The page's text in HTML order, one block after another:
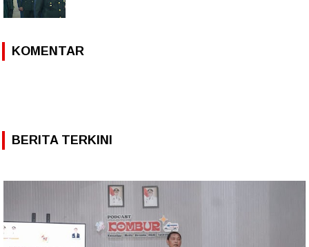
KOMENTAR
BERITA TERKINI